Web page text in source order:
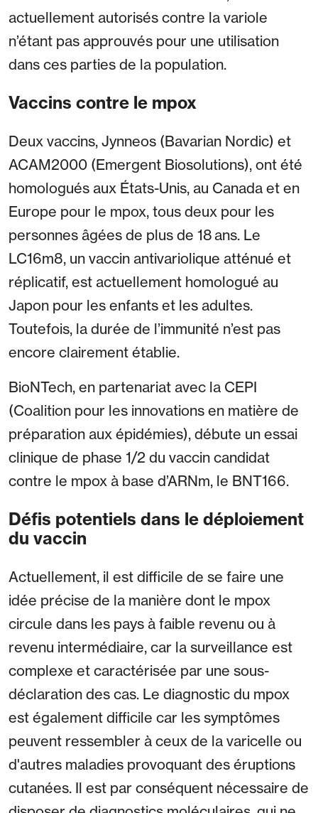
actuellement autorisés contre la variole
n’étant pas approuvés pour une utilisation
dans ces parties de la population.
Vaccins contre le mpox
Deux vaccins, Jynneos (Bavarian Nordic) et
ACAM2000 (Emergent Biosolutions), ont été
homologués aux États-Unis, au Canada et en
Europe pour le mpox, tous deux pour les
personnes âgées de plus de 18 ans. Le
LC16m8, un vaccin antivariolique atténué et
réplicatif, est actuellement homologué au
Japon pour les enfants et les adultes.
Toutefois, la durée de l’immunité n’est pas
encore clairement établie.
BioNTech, en partenariat avec la CEPI
(Coalition pour les innovations en matière de
préparation aux épidémies), débute un essai
clinique de phase 1/2 du vaccin candidat
contre le mpox à base d’ARNm, le BNT166.
Défis potentiels dans le déploiement
du vaccin
Actuellement, il est difficile de se faire une
idée précise de la manière dont le mpox
circule dans les pays à faible revenu ou à
revenu intermédiaire, car la surveillance est
complexe et caractérisée par une sous-
déclaration des cas. Le diagnostic du mpox
est également difficile car les symptômes
peuvent ressembler à ceux de la varicelle ou
d'autres maladies provoquant des éruptions
cutanées. Il est par conséquent nécessaire de